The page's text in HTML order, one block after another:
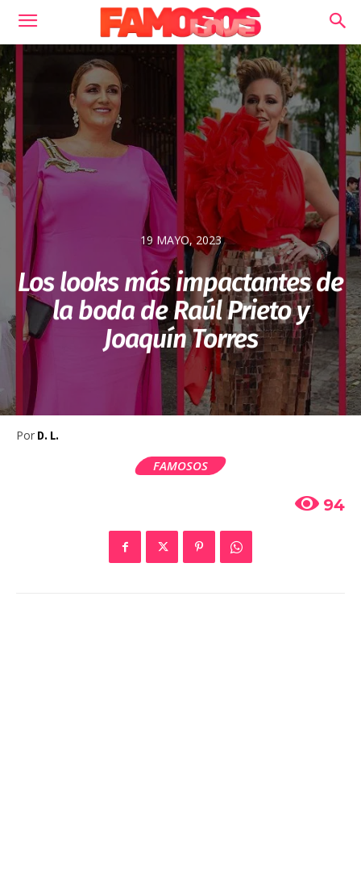
19 MAYO, 2023
Los looks más impactantes de
la boda de Raúl Prieto y
Joaquín Torres
Por D. L.
FAMOSOS
94